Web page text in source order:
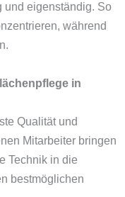
und eigenständig. So
während
in
Qualität und
Mitarbeiter bringen
Technik in die
bestmöglichen